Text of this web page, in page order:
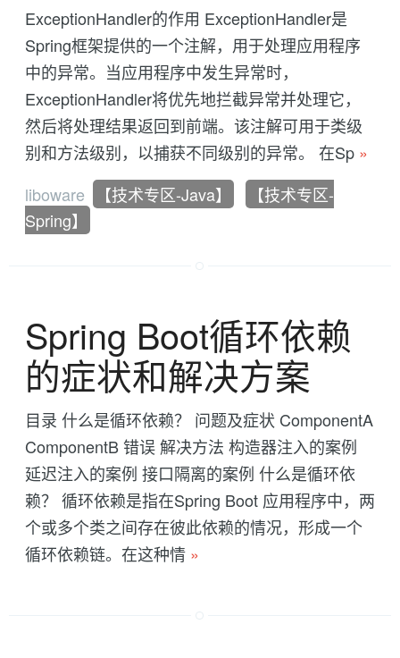
ExceptionHandler的作用 ExceptionHandler是
Spring框架提供的一个注解，用于处理应用程序
中的异常。当应用程序中发生异常时，
ExceptionHandler将优先地拦截异常并处理它，
然后将处理结果返回到前端。该注解可用于类级
别和方法级别，以捕获不同级别的异常。 在Sp »
liboware
【技术专区-Java】
【技术专区-
Spring】
Spring Boot循环依赖
的症状和解决方案
目录 什么是循环依赖？ 问题及症状 ComponentA
ComponentB 错误 解决方法 构造器注入的案例
延迟注入的案例 接口隔离的案例 什么是循环依
赖？ 循环依赖是指在Spring Boot 应用程序中，两
个或多个类之间存在彼此依赖的情况，形成一个
循环依赖链。在这种情 »